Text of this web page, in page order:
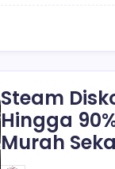
Steam
Hingga
Murah